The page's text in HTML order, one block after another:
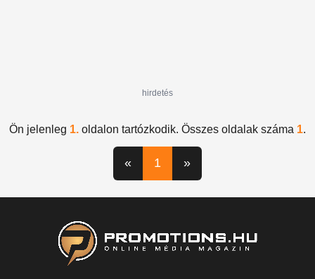
hirdetés
Ön jelenleg 1. oldalon tartózkodik. Összes oldalak száma 1.
« 1 »